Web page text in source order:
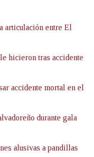
articulación entre El
hicieron tras accidente
accidente mortal en el
durante gala
alusivas a pandillas